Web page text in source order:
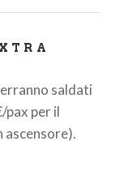
saldati
pax per il
ascensore).